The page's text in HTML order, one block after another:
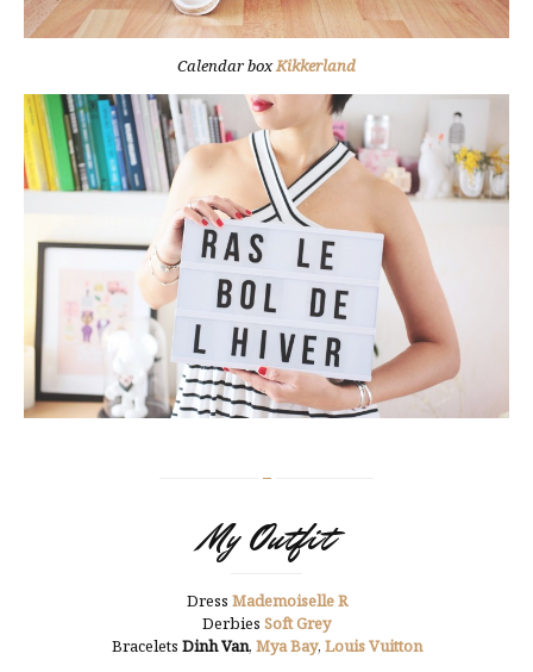
Calendar boxKikkerland
My Outfit
Dress Mademoiselle R
Derbies Soft Grey
Bracelets Dinh Van, Mya Bay, Louis Vuitton